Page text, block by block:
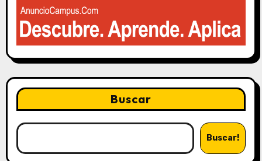
Buscar
Buscar!